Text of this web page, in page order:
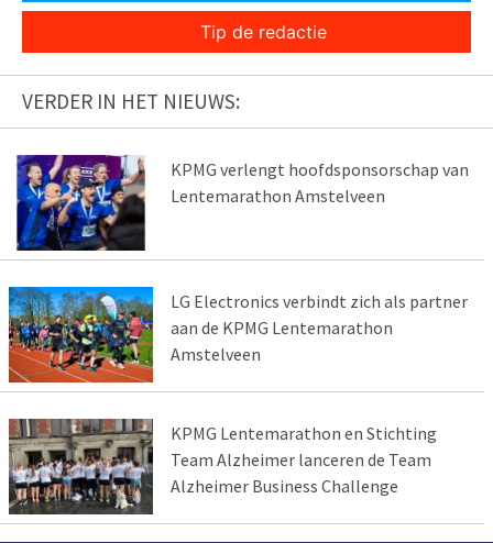
Tip de redactie
VERDER IN HET NIEUWS:
KPMG verlengt hoofdsponsorschap van
Lentemarathon Amstelveen
LG Electronics verbindt zich als partner
aan de KPMG Lentemarathon
Amstelveen
KPMG Lentemarathon en Stichting
Team Alzheimer lanceren de Team
Alzheimer Business Challenge